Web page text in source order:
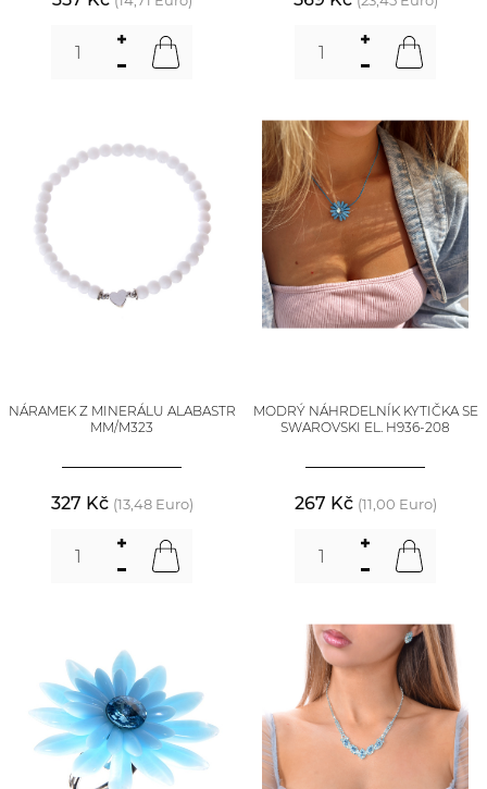
NÁRAMEK Z MINERÁLU ALABASTR
MM/M323
327 Kč (13,48 Euro)
MODRÝ NÁHRDELNÍK KYTIČKA SE
SWAROVSKI EL. H936-208
267 Kč (11,00 Euro)